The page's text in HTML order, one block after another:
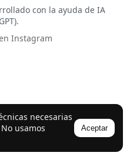
necesarias
usamos
Aceptar
con la ayuda de IA
Instagram